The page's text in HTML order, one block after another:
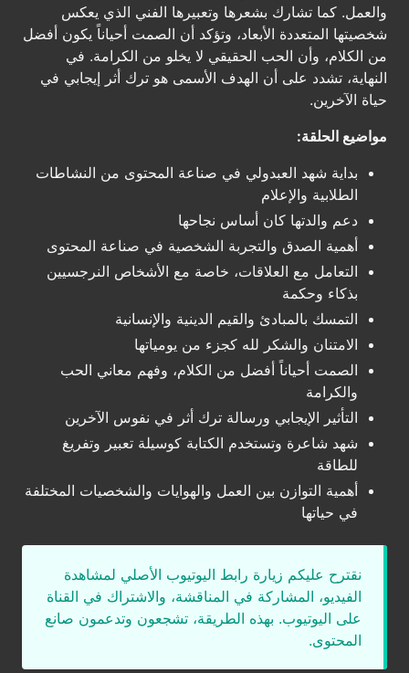
والعمل. كما تشارك بشعرها وتعبيرها الفني الذي يعكس
شخصيتها المتعددة الأبعاد، وتؤكد أن الصمت أحياناً يكون أفضل
من الكلام، وأن الحب الحقيقي لا يخلو من الكرامة. في
النهاية، تشدد على أن الهدف الأسمى هو ترك أثر إيجابي في
حياة الآخرين.
مواضيع الحلقة:
بداية شهد العبدولي في صناعة المحتوى من النشاطات
الطلابية والإعلام
دعم والدتها كان أساس نجاحها
أهمية الصدق والتجربة الشخصية في صناعة المحتوى
التعامل مع العلاقات، خاصة مع الأشخاص النرجسيين
بذكاء وحكمة
التمسك بالمبادئ والقيم الدينية والإنسانية
الامتنان والشكر لله كجزء من يومياتها
الصمت أحياناً أفضل من الكلام، وفهم معاني الحب
والكرامة
التأثير الإيجابي ورسالة ترك أثر في نفوس الآخرين
شهد شاعرة وتستخدم الكتابة كوسيلة تعبير وتفريغ
للطاقة
أهمية التوازن بين العمل والهوايات والشخصيات المختلفة
في حياتها
نقترح عليكم زيارة رابط اليوتيوب الأصلي لمشاهدة
الفيديو، المشاركة في المناقشة، والاشتراك في القناة
على اليوتيوب. بهذه الطريقة، تشجعون وتدعمون صانع
المحتوى.